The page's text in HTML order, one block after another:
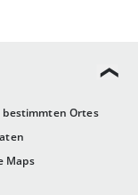
Ortes
Maps